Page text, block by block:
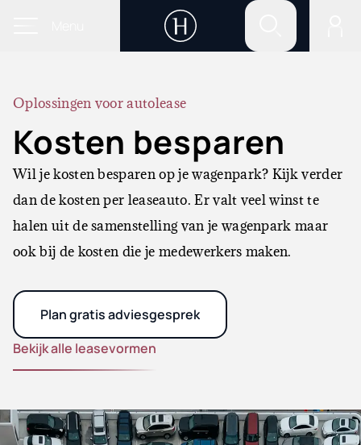
Oplossingen voor autolease
Kosten besparen
Wil je kosten besparen op je wagenpark? Kijk verder
dan de kosten per leaseauto. Er valt veel winst te
halen uit de samenstelling van je wagenpark maar
ook bij de kosten die je medewerkers maken.
Plan gratis adviesgesprek
Bekijk alle leasevormen